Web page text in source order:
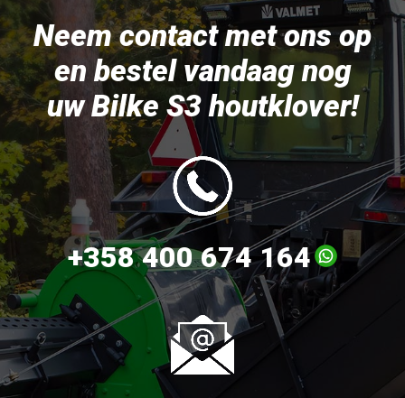
Neem contact met ons op
en bestel vandaag nog
uw Bilke S3 houtklover!
+358 400 674 164